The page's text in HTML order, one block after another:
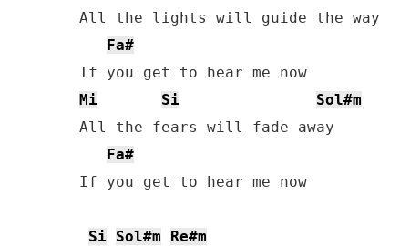
All the lights will guide the way
Fa#
Mi
Si
Sol#m
All the fears will fade away
Fa#
If you get to hear me now
Si Sol#m Re#m